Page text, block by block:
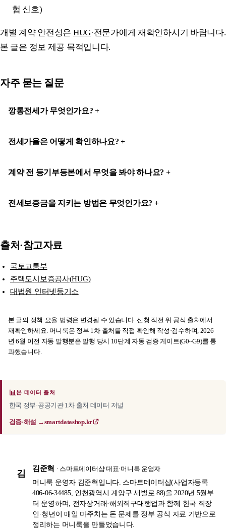
험 신호)
개별 계약 안전성은 HUG·전문가에게 재확인하시기 바랍니다.
본 글은 정보 제공 목적입니다.
자주 묻는 질문
깡통전세가 무엇인가요?
전세가율은 어떻게 확인하나요?
계약 전 등기부등본에서 무엇을 봐야 하나요?
전세보증금을 지키는 방법은 무엇인가요?
출처·참고자료
국토교통부
주택도시보증공사(HUG)
대법원 인터넷등기소
본 글의 정책·요율·법령은 변경될 수 있습니다. 신청 직전 위 공식 출처에서
재확인하세요. 머니룩은 정부 1차 출처를 직접 확인해 작성·검수하며, 2026
년 6월 이전 자동 발행분은 발행 당시 10단계 자동 검증 게이트(G0~G9)를 통
과했습니다.
📊본 데이터 출처
한국 정부·공공기관 1차 출처 데이터 저널
검증·해설 →smartdatashop.kr
김
김준혁 · 스마트데이터샵 대표·머니룩 운영자
머니룩 운영자 김준혁입니다. 스마트데이터샵(사업자등록
406-06-34485, 인천광역시 계양구 새벌로 88)을 2020년 5월부
터 운영하며, 전자상거래·해외직구대행업과 함께 한국 직장
인·청년이 매일 마주치는 돈 문제를 정부 공식 자료 기반으로
정리하는 머니룩을 만들었습니다.